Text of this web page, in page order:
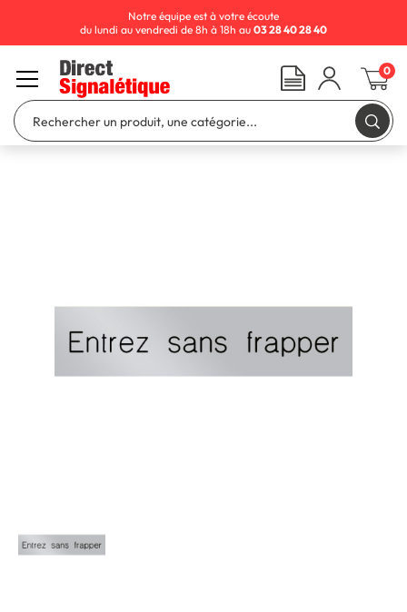
Notre équipe est à votre écoute
du lundi au vendredi de 8h à 18h au 03 28 40 28 40
0